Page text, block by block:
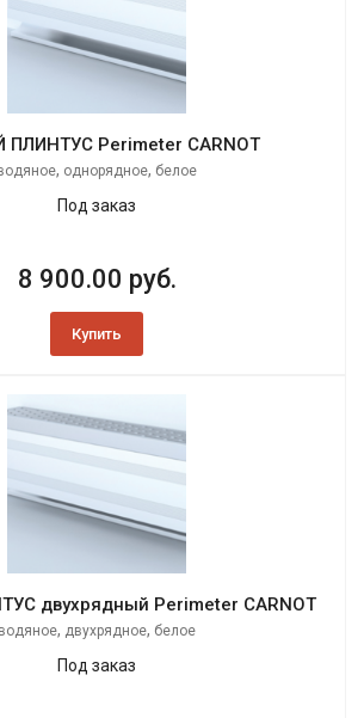
ПЛИНТУС Perimeter CARNOT
, однорядное, белое
Под заказ
8 900.00 руб.
Купить
двухрядный Perimeter CARNOT
водяное, двухрядное, белое
Под заказ